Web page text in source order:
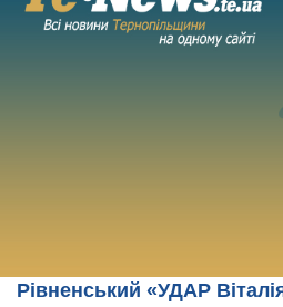
Рівненський «УДАР